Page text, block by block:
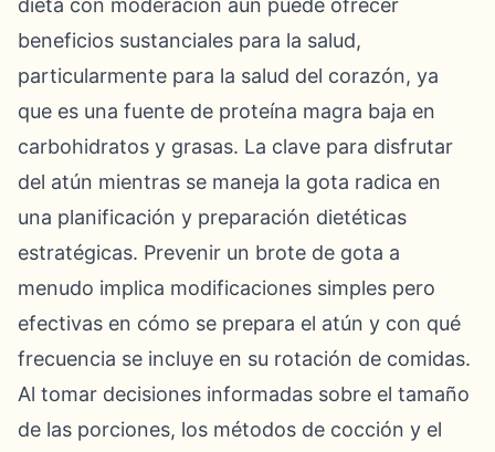
dieta con moderación aún puede ofrecer
beneficios sustanciales para la salud,
particularmente para la salud del corazón, ya
que es una fuente de proteína magra baja en
carbohidratos y grasas. La clave para disfrutar
del atún mientras se maneja la gota radica en
una planificación y preparación dietéticas
estratégicas. Prevenir un brote de gota a
menudo implica modificaciones simples pero
efectivas en cómo se prepara el atún y con qué
frecuencia se incluye en su rotación de comidas.
Al tomar decisiones informadas sobre el tamaño
de las porciones, los métodos de cocción y el